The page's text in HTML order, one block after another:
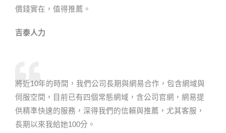
價錢實在，值得推薦。
吉泰人力​
將近10年的時間，我們公司長期與網易合作，包含網域與
伺服空間，目前已有四個常態網域，含公司官網，網易提
供精準快速的服務，深得我們的信賴與推薦，尤其客服，
長期以來我給她100分。